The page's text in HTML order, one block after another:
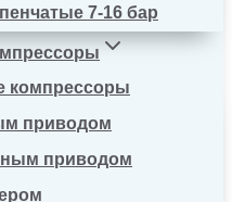
7-16 бар
компрессоры
приводом
приводом